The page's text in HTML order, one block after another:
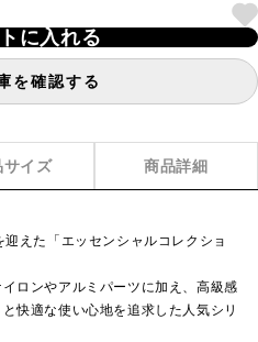
に入れる
を確認する
サイズ 商品詳細
えた「エッセンシャルコレクショ
ロンやアルミパーツに加え、高級感
快適な使い心地を追求した人気シリ